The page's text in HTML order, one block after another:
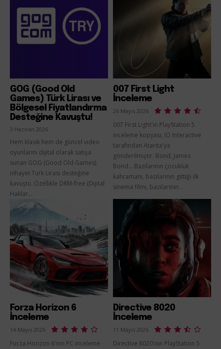
GOG (Good Old
Games) Türk Lirası ve
Bölgesel Fiyatlandırma
Desteğine Kavuştu!
3 Haziran 2026
Hem klasik hem de güncel video
oyunlarını dijital olarak satışa
sunan GOG (Good Old Games)
nihayet Türk Lirası desteğine
kavuştu. Özellikle DRM-free (Dijital
Haklar...
007 First Light
İnceleme
26 Mayıs 2026
007 First Light'ın PlayStation 5
inceleme kopyası, IO Interactive
tarafından Atarita'ya
gönderilmiştir. Bond, James
Bond... Bazılarının çocukluk
kahramanı, bazılarının gittiği ilk
sinema filmi, bazılarının...
Forza Horizon 6
İnceleme
14 Mayıs 2026
Forza Horizon 6'nın PC inceleme
Directive 8020
İnceleme
11 Mayıs 2026
Directive 8020'nin PlayStation 5